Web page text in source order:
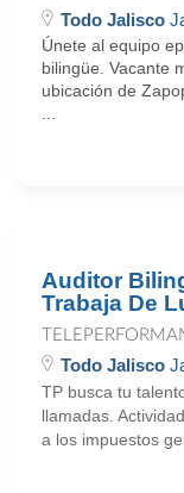
Todo Jalisco
Únete al equipo
bilingüe. Vacante
ubicación de
Auditor
Trabaja De
Todo Jalisco
TP busca tu
llamadas.
a los impuestos